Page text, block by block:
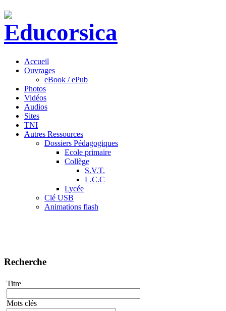
Accueil
Ouvrages
eBook / ePub
Photos
Vidéos
Audios
Sites
TNI
Autres Ressources
Dossiers Pédagogiques
Ecole primaire
Collège
S.V.T.
L.C.C
Lycée
Clé USB
Animations flash
Recherche
Titre
Mots clés